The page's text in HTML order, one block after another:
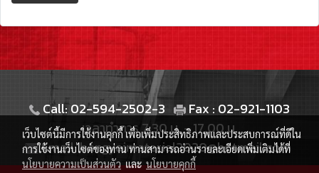
Call: 02-594-2502-3
Fax : 02-921-1103
เวลาทำการ 7.30 น. - 17.00 น.
Email: bangyaimaterial2020@hotmail.com
เว็บไซต์นี้มีการใช้งานคุกกี้ เพื่อเพิ่มประสิทธิภาพและประสบการณ์ที่ดีใน
การใช้งานเว็บไซต์ของท่าน ท่านสามารถอ่านรายละเอียดเพิ่มเติมได้ที่
นโยบายความเป็นส่วนตัวและนโยบายคุกกี้